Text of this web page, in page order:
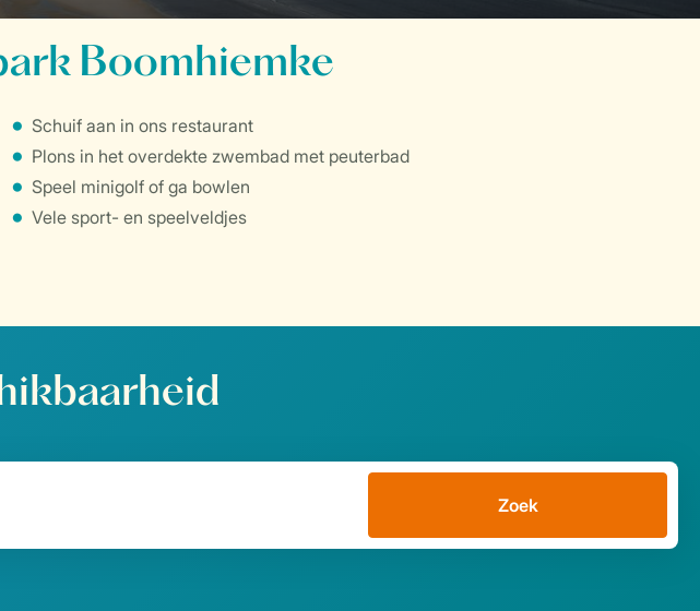
Boomhiemke
Schuif aan in ons restaurant
Plons in het overdekte zwembad met peuterbad
Speel minigolf of ga bowlen
Vele sport- en speelveldjes
Zoek